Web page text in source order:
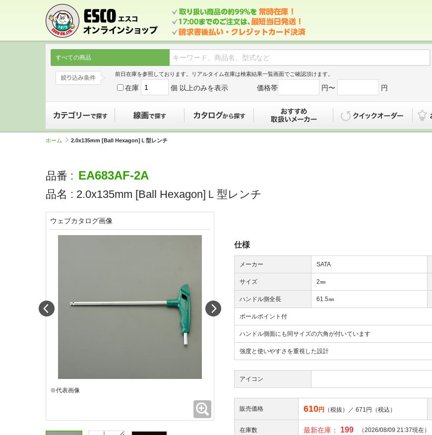
すべての商品
前日在庫を参照しております。リアルタイム在庫は検索結果一覧画面でご確認頂けます。
在庫 個 以上のみを表示 価格帯 円〜 円
ホーム 2.0x135mm [Ball Hexagon]Ｌ型レンチ
品番 : EA683AF-2A
品名 : 2.0x135mm [Ball Hexagon]Ｌ型レンチ
仕様
メーカー SATA
サイズ 2㎜
ハンドル側全長 61.5㎜
ボールポイント付
ハンドル側面にも同サイズの六角が付いています
強度と使いやすさを重視した設計
アイコン
販売価格 610円 （税抜）／ 671 円（税込）
在庫数 最新在庫： 199 （2026/08/09 21:37現在）
ウェブカタログ画像
※代表画像